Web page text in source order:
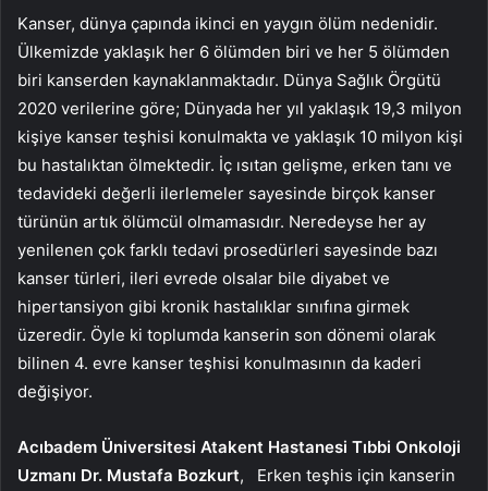
Kanser, dünya çapında ikinci en yaygın ölüm nedenidir.
Ülkemizde yaklaşık her 6 ölümden biri ve her 5 ölümden
biri kanserden kaynaklanmaktadır. Dünya Sağlık Örgütü
2020 verilerine göre; Dünyada her yıl yaklaşık 19,3 milyon
kişiye kanser teşhisi konulmakta ve yaklaşık 10 milyon kişi
bu hastalıktan ölmektedir. İç ısıtan gelişme, erken tanı ve
tedavideki değerli ilerlemeler sayesinde birçok kanser
türünün artık ölümcül olmamasıdır. Neredeyse her ay
yenilenen çok farklı tedavi prosedürleri sayesinde bazı
kanser türleri, ileri evrede olsalar bile diyabet ve
hipertansiyon gibi kronik hastalıklar sınıfına girmek
üzeredir. Öyle ki toplumda kanserin son dönemi olarak
bilinen 4. evre kanser teşhisi konulmasının da kaderi
değişiyor.
Acıbadem Üniversitesi Atakent Hastanesi Tıbbi Onkoloji
Uzmanı Dr. Mustafa Bozkurt,
Erken teşhis için kanserin